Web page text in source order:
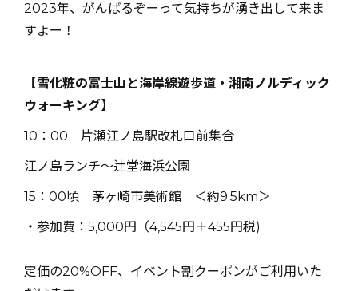
2023年、がんばるぞーって気持ちが湧き出して来ま
すよー！
【雪化粧の富士山と海岸線遊歩道・湘南ノルディック
ウォーキング】
10：00 片瀬江ノ島駅改札口前集合
江ノ島ランチ〜辻堂海浜公園
15：00頃 茅ヶ崎市美術館 ＜約9.5km＞
・参加費：5,000円（4,545円＋455円税)
定価の20%OFF、イベント割クーポンがご利用いた